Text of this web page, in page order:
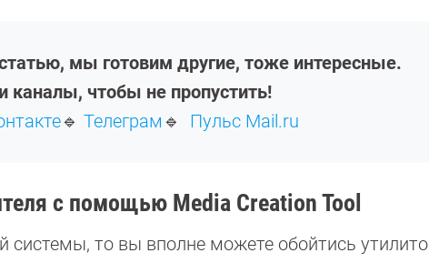
мы готовим другие, тоже интересные.
каналы, чтобы не пропустить!
🔹 Телеграм 🔹 Пульс Mail.ru
с помощью Media Creation Tool
системы, то вы вполне можете обойтись